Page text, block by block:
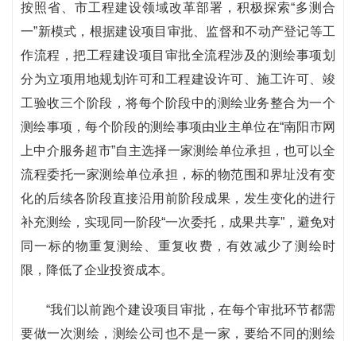
按照省、市工程建设领域改革部署，积极探索“多测合
一”新模式，根据建设项目审批、监督和不动产登记等工
作流程，把工程建设项目审批全流程涉及的测绘事项划
分为立项用地规划许可和工程建设许可、施工许可、竣
工验收三个阶段，将每个阶段中的测绘业务整合为一个
测绘事项，每个阶段的测绘事项由业主单位在“南阳市网
上中介服务超市”自主选择一家测绘单位承担，也可以全
流程委托一家测绘单位承担，标的物范围和界址没有变
化的后续各阶段直接沿用前阶段成果，发生变化的进行
补充测绘，实现同一阶段“一次委托，成果共享”，避免对
同一标的物重复测绘、重复收费，有效减少了测绘时
限，降低了企业投资成本。
“我们以前跑个建设项目审批，在每个审批环节都需
要做一次测绘，测绘公司也不是一家，要给不同的测绘